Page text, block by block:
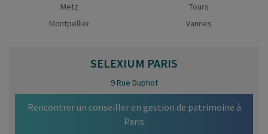
Metz
Montpellier
Tours
Vannes
SELEXIUM PARIS
9 Rue Duphot
Rencontrer un conseiller en gestion de patrimoine à
Paris